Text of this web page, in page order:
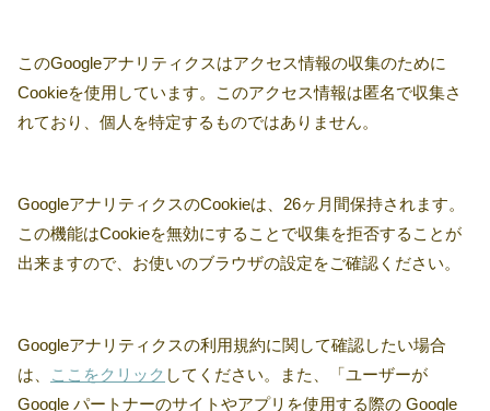
このGoogleアナリティクスはアクセス情報の収集のために
Cookieを使用しています。このアクセス情報は匿名で収集さ
れており、個人を特定するものではありません。
GoogleアナリティクスのCookieは、26ヶ月間保持されます。
この機能はCookieを無効にすることで収集を拒否することが
出来ますので、お使いのブラウザの設定をご確認ください。
Googleアナリティクスの利用規約に関して確認したい場合
は、
ここをクリック してください。また、「ユーザーが
Google パートナーのサイトやアプリを使用する際の Google